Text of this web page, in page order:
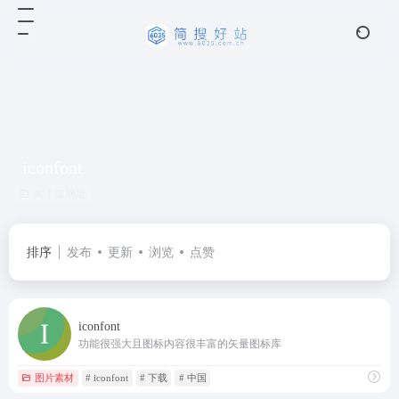
排序 发布 更新 浏览 点赞
iconfont
功能很强大且图标内容很丰富的矢量图标库
图片素材 # iconfont # 下载 # 中国